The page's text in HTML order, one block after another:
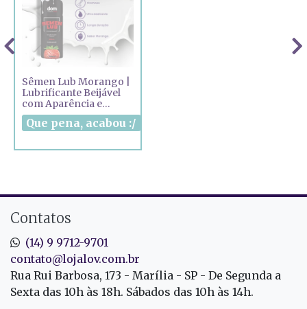
Sêmen Lub Morango |
Lubrificante Beijável
com Aparência e
Textura de Sêmen
Contatos
(14) 9 9712-9701
contato@lojalov.com.br
Rua Rui Barbosa, 173 - Marília - SP - De Segunda a
Sexta das 10h às 18h. Sábados das 10h às 14h.